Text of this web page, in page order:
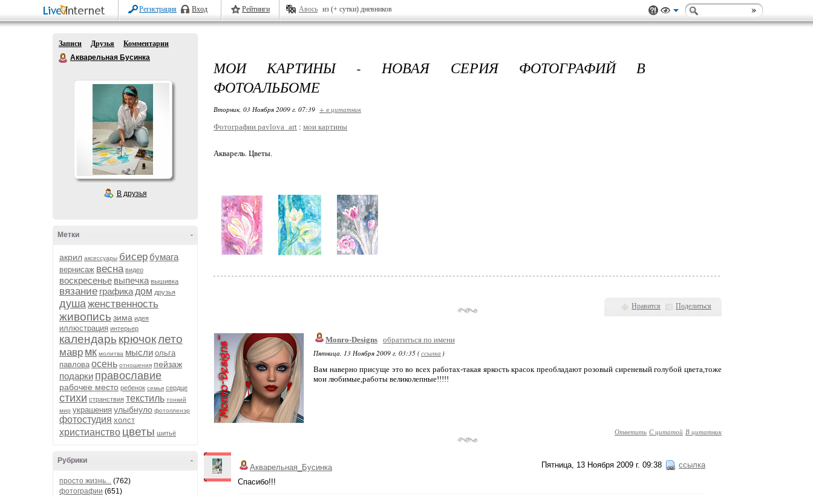
Регистрация Вход Рейтинги Авось из (+ сутки) дневников
Записи Друзья
Комментарии
Акварельная Бусинка
В друзья
-
Метки
акрил аксессуары бисер бумага
вернисаж весна видео
воскресенье выпечка вышивка
вязание графика дом друзья
душаженственность
живопись зима идея
иллюстрация интерьер
календарь крючоклето
мавр мк молитва мысли ольга
павлова осень отношения пейзаж
подарки православие
рабочее место ребенок семья сердце
стихи странствия текстиль тонкий
мир украшения улыбнуло фотопленэр
фотостудия холст
христианство цветы шитьё
-
Рубрики
просто жизнь... (762)
фотографии (651)
МОИ КАРТИНЫ - НОВАЯ СЕРИЯ ФОТОГРАФИЙ В
ФОТОАЛЬБОМЕ
Вторник, 03 Ноября 2009 г. 07:39 + в цитатник
Фотографии pavlova_art : мои картины
Акварель. Цветы.
Нравится Поделиться
Monro-Designs обратиться по имени
Пятница, 13 Ноября 2009 г. 03:35 (ссылка )
Вам наверно присуще это во всех работах-такая яркость красок преобладают розовый сиреневый голубой цвета,тоже
мои любимые,работы великолепные!!!!!
Ответить С цитатой В цитатник
Пятница, 13 Ноября 2009 г. 09:38 ссылка
Акварельная_Бусинка
Спасибо!!!